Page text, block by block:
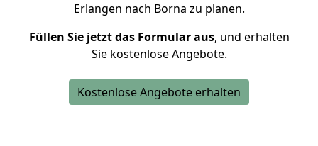
Erlangen nach Borna zu planen.
Füllen Sie jetzt das Formular aus, und erhalten
Sie kostenlose Angebote.
Kostenlose Angebote erhalten